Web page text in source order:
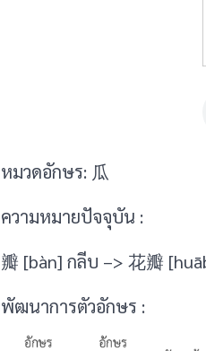
หมวดอักษร: 瓜
ความหมายปัจจุบัน :
瓣 [bàn] กลีบ –> 花瓣
พัฒนาการตัวอักษร :